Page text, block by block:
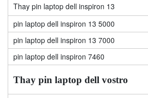
Thay pin laptop dell inspiron 13
pin laptop dell inspiron 13 5000
pin laptop dell inspiron 13 7000
pin laptop dell inspiron 7460
Thay pin laptop dell vostro